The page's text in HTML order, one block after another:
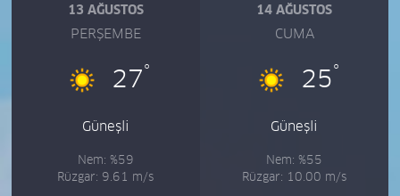
13 AĞUSTOS
PERŞEMBE
27°
Güneşli
Nem: %59
Rüzgar: 9.61 m/s
14 AĞUSTOS
CUMA
25°
Güneşli
Nem: %55
Rüzgar: 10.00 m/s